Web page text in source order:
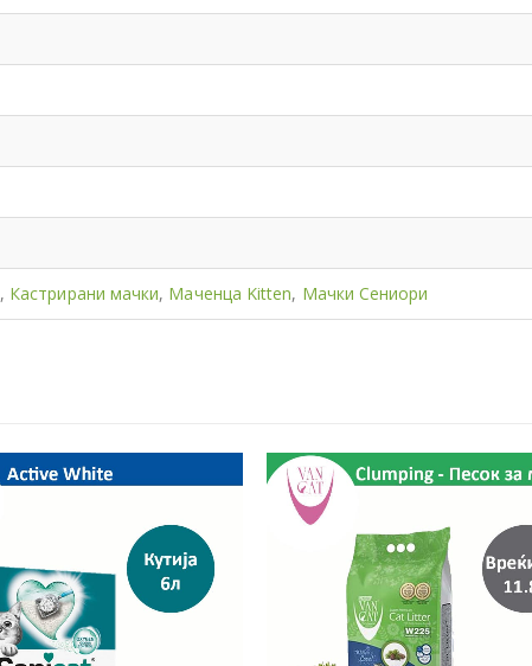
, Кастрирани мачки, Маченца Kitten, Мачки Сениори